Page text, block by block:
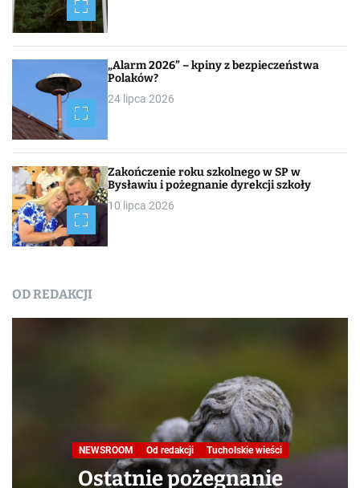
„Alarm 2026” – kpiny z bezpieczeństwa
Polaków?
24 lipca 2026
Zakończenie roku szkolnego w SP w
Bysławiu i pożegnanie dyrekcji szkoły
10 lipca 2026
OD REDAKCJI
Podróże małe i duże. Ścieżka
przyrodniczo-dydaktyczna
„Jelenia Wyspa”
24 lipca 2026